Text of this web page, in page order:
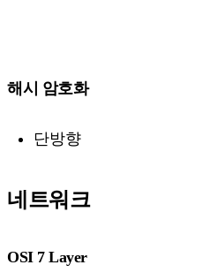
해시 암호화
단방향
네트워크
OSI 7 Layer